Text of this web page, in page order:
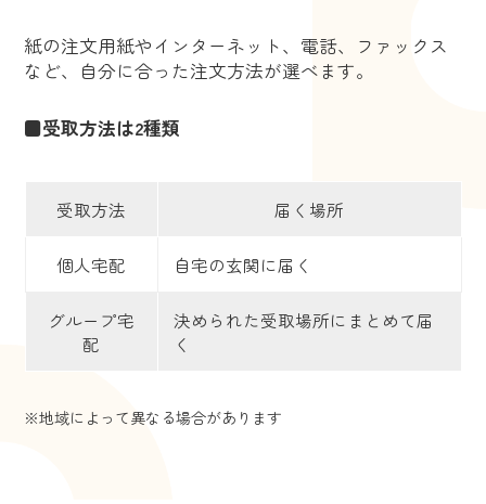
紙の注文用紙やインターネット、電話、ファックス
など、自分に合った注文方法が選べます。
■受取方法は2種類
受取方法 届く場所
個人宅配 自宅の玄関に届く
グループ宅
配
決められた受取場所にまとめて届
く
※地域によって異なる場合があります